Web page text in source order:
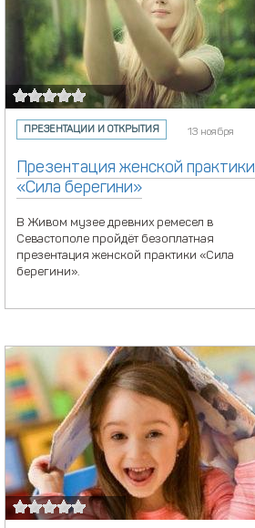
ПРЕЗЕНТАЦИИ И ОТКРЫТИЯ 13 ноября
Презентация женской практики
«Сила берегини»
В Живом музее древних ремесел в
Севастополе пройдёт безоплатная
презентация женской практики «Сила
берегини».